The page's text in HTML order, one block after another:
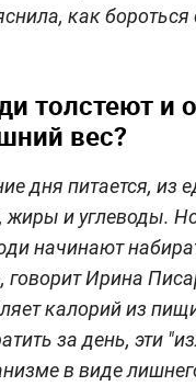
как
толстеют и
вес?
дня питается, из
жиры и углеводы.
начинают
говорит Ирина
калорий из
за день, эти
в виде